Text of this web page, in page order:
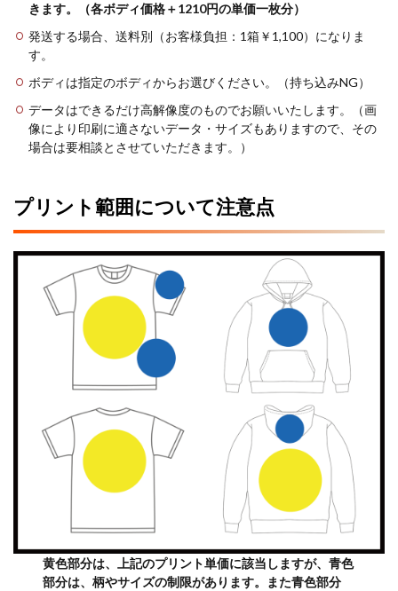
きます。（各ボディ価格＋1210円の単価一枚分）
発送する場合、送料別（お客様負担：1箱￥1,100）になりま
す。
ボディは指定のボディからお選びください。（持ち込みNG）
データはできるだけ高解像度のものでお願いいたします。（画
像により印刷に適さないデータ・サイズもありますので、その
場合は要相談とさせていただきます。）
プリント範囲について注意点
黄色部分は、上記のプリント単価に該当しますが、青色
部分は、柄やサイズの制限があります。また青色部分